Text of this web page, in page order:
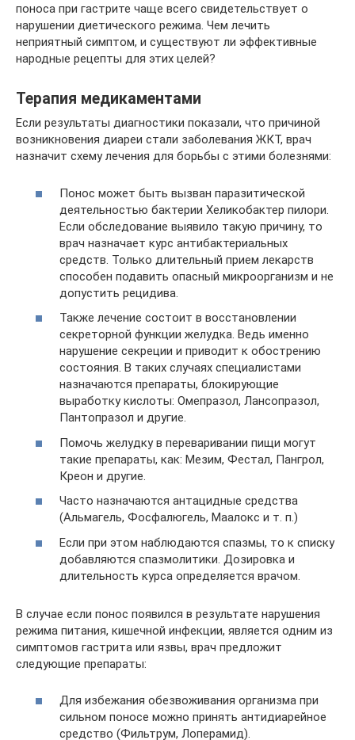
поноса при гастрите чаще всего свидетельствует о
нарушении диетического режима. Чем лечить
неприятный симптом, и существуют ли эффективные
народные рецепты для этих целей?
Терапия медикаментами
Если результаты диагностики показали, что причиной
возникновения диареи стали заболевания ЖКТ, врач
назначит схему лечения для борьбы с этими болезнями:
Понос может быть вызван паразитической
деятельностью бактерии Хеликобактер пилори.
Если обследование выявило такую причину, то
врач назначает курс антибактериальных
средств. Только длительный прием лекарств
способен подавить опасный микроорганизм и не
допустить рецидива.
Также лечение состоит в восстановлении
секреторной функции желудка. Ведь именно
нарушение секреции и приводит к обострению
состояния. В таких случаях специалистами
назначаются препараты, блокирующие
выработку кислоты: Омепразол, Лансопразол,
Пантопразол и другие.
Помочь желудку в переваривании пищи могут
такие препараты, как: Мезим, Фестал, Пангрол,
Креон и другие.
Часто назначаются антацидные средства
(Альмагель, Фосфалюгель, Маалокс и т. п.)
Если при этом наблюдаются спазмы, то к списку
добавляются спазмолитики. Дозировка и
длительность курса определяется врачом.
В случае если понос появился в результате нарушения
режима питания, кишечной инфекции, является одним из
симптомов гастрита или язвы, врач предложит
следующие препараты:
Для избежания обезвоживания организма при
сильном поносе можно принять антидиарейное
средство (Фильтрум, Лоперамид).